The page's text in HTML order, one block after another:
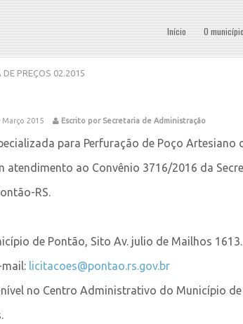
Início O município
PREÇOS 02.2015
2015 Escrito por Secretaria de Administração
para Perfuração de Poço Artesiano
atendimento ao Convênio 3716/2016 da
RS.
de Pontão, Sito Av. julio de Mailhos 1613.
mail: licitacoes@pontao.rs.gov.br
no Centro Administrativo do Município